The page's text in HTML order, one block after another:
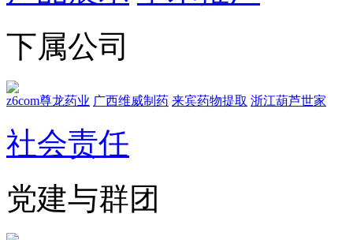
下属公司
z6com尊龙药业 广西维威制药 来宾药物提取 浙江葫芦世家
社会责任
党建与群团